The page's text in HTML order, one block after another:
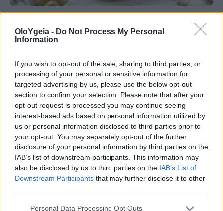
OloYgeia - Do Not Process My Personal
Information
If you wish to opt-out of the sale, sharing to third parties, or
processing of your personal or sensitive information for
targeted advertising by us, please use the below opt-out
section to confirm your selection. Please note that after your
opt-out request is processed you may continue seeing
interest-based ads based on personal information utilized by
us or personal information disclosed to third parties prior to
your opt-out. You may separately opt-out of the further
disclosure of your personal information by third parties on the
IAB’s list of downstream participants. This information may
also be disclosed by us to third parties on the IAB’s List of
Downstream Participants that may further disclose it to other
Personal Data Processing Opt Outs
Ανεπάρκεια βιταμίνης Ε: Με ποια
συμπτώματα μπορεί να εκδηλωθεί –
Ποιες τροφές πρέπει να τρώμε
Η ανεπάρκεια βιταμίνης Ε είναι σπάνια, όμως
μπορεί να εκδηλωθεί με συμπτώματα που δεν
πρέπει να αγνοούνται. Ποια σημάδια να
προσέξετε και ποιες τροφές βοηθούν στην
επαρκή πρόσληψή της;